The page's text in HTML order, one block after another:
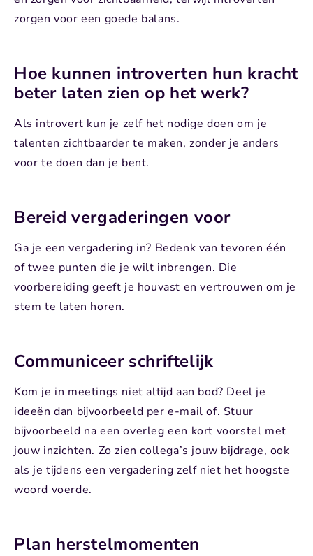
zorgen voor een goede balans.
Hoe kunnen introverten hun kracht
beter laten zien op het werk?
Als introvert kun je zelf het nodige doen om je
talenten zichtbaarder te maken, zonder je anders
voor te doen dan je bent.
Bereid vergaderingen voor
Ga je een vergadering in? Bedenk van tevoren één
of twee punten die je wilt inbrengen. Die
voorbereiding geeft je houvast en vertrouwen om je
stem te laten horen.
Communiceer schriftelijk
Kom je in meetings niet altijd aan bod? Deel je
ideeën dan bijvoorbeeld per e-mail of. Stuur
bijvoorbeeld na een overleg een kort voorstel met
jouw inzichten. Zo zien collega’s jouw bijdrage, ook
als je tijdens een vergadering zelf niet het hoogste
woord voerde.
Plan herstelmomenten